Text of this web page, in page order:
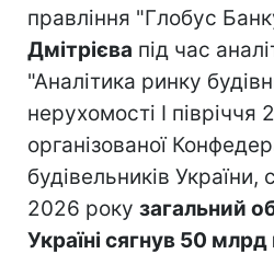
правління "Глобус
Дмітрієва під час
"Аналітика ринку
нерухомості І півріччя
організованої
будівельників
2026 року загальний
Україні сягнув 50 млрд